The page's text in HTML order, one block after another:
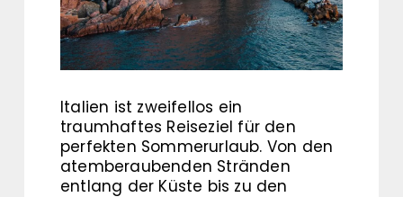
Italien ist zweifellos ein
traumhaftes Reiseziel für den
perfekten Sommerurlaub. Von den
atemberaubenden Stränden
entlang der Küste bis zu den